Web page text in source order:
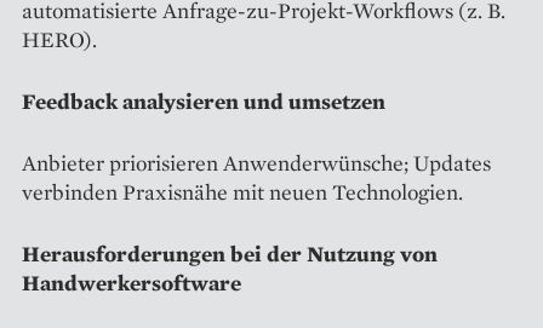
automatisierte Anfrage-zu-Projekt-Workflows (z. B.
HERO).
Feedback analysieren und umsetzen
Anbieter priorisieren Anwenderwünsche; Updates
verbinden Praxisnähe mit neuen Technologien.
Herausforderungen bei der Nutzung von
Handwerkersoftware